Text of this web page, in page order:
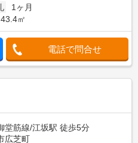
1ヶ月
43.4㎡
電話で問合せ
堂筋線/江坂駅 徒歩5分
広芝町